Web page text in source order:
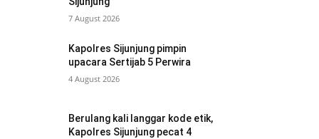
7 August 2026
Kapolres Sijunjung pimpin
upacara Sertijab 5 Perwira
4 August 2026
Berulang kali langgar kode etik,
Kapolres Sijunjung pecat 4